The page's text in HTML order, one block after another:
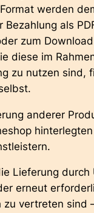
werden
Bezahlung als
zum
diese im
zu nutzen sind,
anderer
hinterlegten
Lieferung durch
erneut
zu vertreten sind